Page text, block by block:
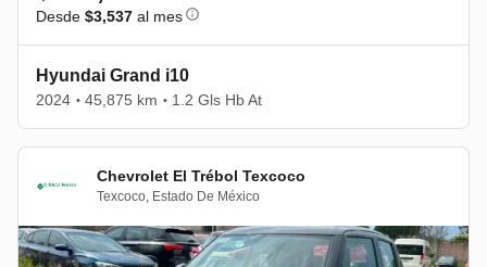
Desde $3,537 al mes
Hyundai Grand i10
2024 • 45,875 km • 1.2 Gls Hb At
Chevrolet El Trébol Texcoco
Texcoco, Estado De México